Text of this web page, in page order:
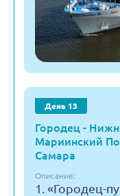
День 13
Городец -
Мариинский
Самара
Описание:
1. «Городец-